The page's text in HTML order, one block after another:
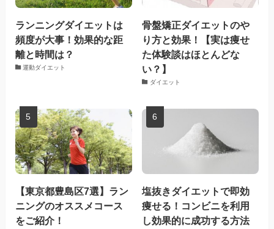
ランニングダイエットは
頻度が大事！効果的な距
離と時間は？
運動ダイエット
骨盤矯正ダイエットのや
り方と効果！【実は痩せ
た体験談はほとんどな
い？】
ダイエット
【東京都豊島区7選】ラン
ニングのオススメコース
をご紹介！
塩抜きダイエットで即効
痩せる！コンビニを利用
し効果的に成功する方法